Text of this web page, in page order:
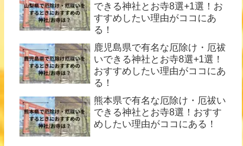
できる神社とお寺8選+1選！お
すすめしたい理由がココにあ
る！
鹿児島県で有名な厄除け・厄祓
いできる神社とお寺8選+1選！
おすすめしたい理由がココにあ
る！
熊本県で有名な厄除け・厄祓い
できる神社とお寺8選！おすす
めしたい理由がココにある！